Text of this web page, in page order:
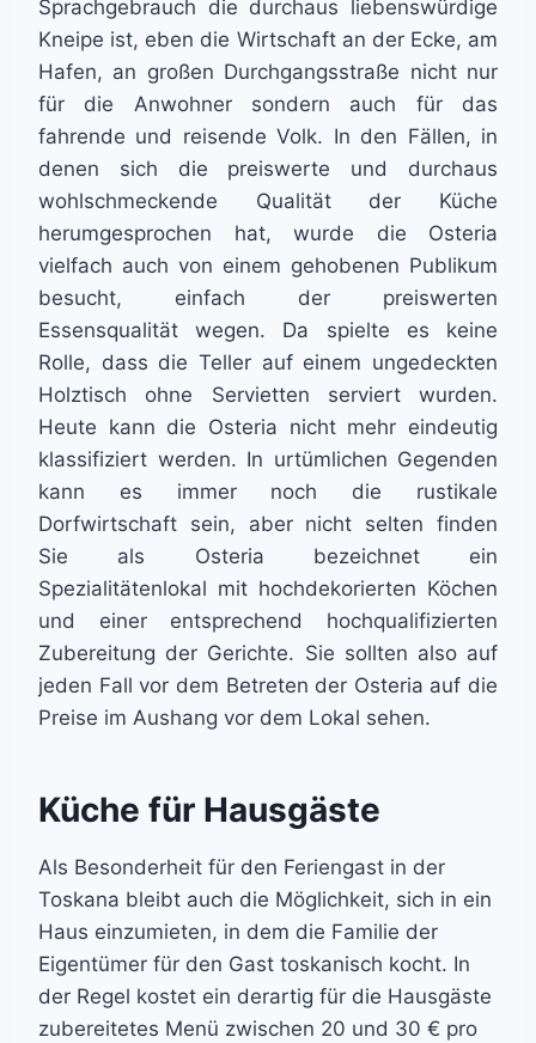
Sprachgebrauch die durchaus liebenswürdige
Kneipe ist, eben die Wirtschaft an der Ecke, am
Hafen, an großen Durchgangsstraße nicht nur
für die Anwohner sondern auch für das
fahrende und reisende Volk. In den Fällen, in
denen sich die preiswerte und durchaus
wohlschmeckende Qualität der Küche
herumgesprochen hat, wurde die Osteria
vielfach auch von einem gehobenen Publikum
besucht, einfach der preiswerten
Essensqualität wegen. Da spielte es keine
Rolle, dass die Teller auf einem ungedeckten
Holztisch ohne Servietten serviert wurden.
Heute kann die Osteria nicht mehr eindeutig
klassifiziert werden. In urtümlichen Gegenden
kann es immer noch die rustikale
Dorfwirtschaft sein, aber nicht selten finden
Sie als Osteria bezeichnet ein
Spezialitätenlokal mit hochdekorierten Köchen
und einer entsprechend hochqualifizierten
Zubereitung der Gerichte. Sie sollten also auf
jeden Fall vor dem Betreten der Osteria auf die
Preise im Aushang vor dem Lokal sehen.
Küche für Hausgäste
Als Besonderheit für den Feriengast in der
Toskana bleibt auch die Möglichkeit, sich in ein
Haus einzumieten, in dem die Familie der
Eigentümer für den Gast toskanisch kocht. In
der Regel kostet ein derartig für die Hausgäste
zubereitetes Menü zwischen 20 und 30 € pro